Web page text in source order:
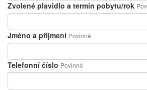
Zvolené plavidlo a termín pobytu/rok
Jméno a příjmení Povinné
Telefonní číslo Povinné